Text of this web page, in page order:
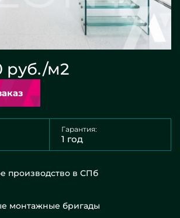
руб./м2
заказ
Гарантия:
1 год
производство в СПб
монтажные бригады